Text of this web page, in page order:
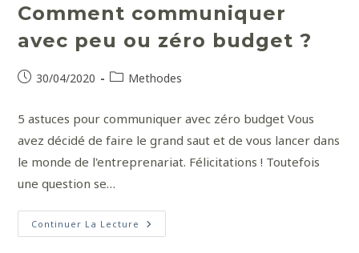
Comment communiquer
avec peu ou zéro budget ?
30/04/2020 Methodes
5 astuces pour communiquer avec zéro budget Vous
avez décidé de faire le grand saut et de vous lancer dans
le monde de l'entreprenariat. Félicitations ! Toutefois
une question se…
Continuer La Lecture